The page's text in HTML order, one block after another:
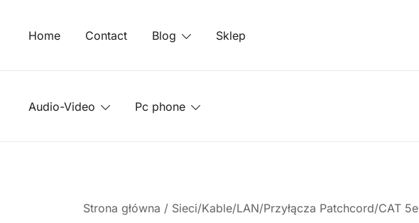
Home Contact Blog Sklep
Audio-Video Pc phone
Strona główna / Sieci/Kable/LAN/Przyłącza Patchcord/CAT 5e